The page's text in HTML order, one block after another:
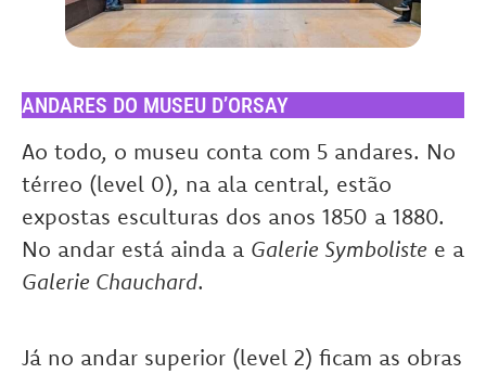
ANDARES DO MUSEU D’ORSAY
Ao todo, o museu conta com 5 andares. No
térreo (level 0), na ala central, estão
expostas esculturas dos anos 1850 a 1880.
No andar está ainda a Galerie Symboliste e a
Galerie Chauchard.
Já no andar superior (level 2) ficam as obras